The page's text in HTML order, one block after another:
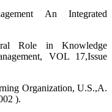
An Integrated
Role in Knowledge
VOL 17,Issue
Organization, U.S.,A.
).